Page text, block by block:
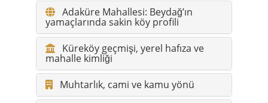
Adaküre Mahallesi: Beydağ’ın
yamaçlarında sakin köy profili
Küreköy geçmişi, yerel hafıza ve
mahalle kimliği
Muhtarlık, cami ve kamu yönü